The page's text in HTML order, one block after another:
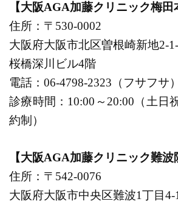
【大阪AGA加藤クリニック梅田
住所：〒530-0002
大阪府大阪市北区曽根崎新地2-
桜橋深川ビル4階
電話：06-4798-2323（フサフサ）
診療時間：10:00～20:00（土日
約制）
【大阪AGA加藤クリニック難波
住所：〒542-0076
大阪府大阪市中央区難波1丁目4-